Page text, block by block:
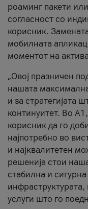
роаминг пакети
согласност со
корисник.
мобилната
моментот на
„Овој празничен
нашата
и за стратегијата
континуитет. Во
корисник да го
најпотребно во
и најквалитетен
решенија стои
стабилна и
инфраструктурата,
услуги што го